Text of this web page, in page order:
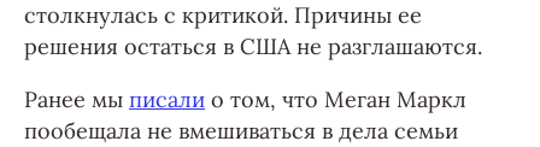
столкнулась с критикой. Причины ее
решения остаться в США не разглашаются.
Ранее мы писали о том, что Меган Маркл
пообещала не вмешиваться в дела семьи